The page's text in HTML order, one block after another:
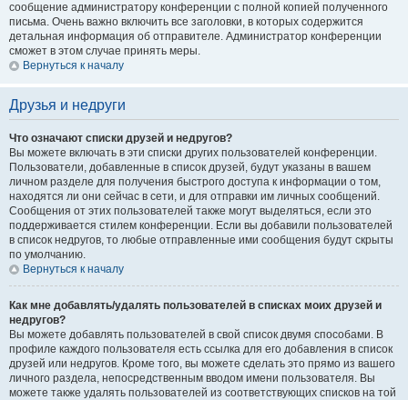
сообщение администратору конференции с полной копией полученного
письма. Очень важно включить все заголовки, в которых содержится
детальная информация об отправителе. Администратор конференции
сможет в этом случае принять меры.
Вернуться к началу
Друзья и недруги
Что означают списки друзей и недругов?
Вы можете включать в эти списки других пользователей конференции.
Пользователи, добавленные в список друзей, будут указаны в вашем
личном разделе для получения быстрого доступа к информации о том,
находятся ли они сейчас в сети, и для отправки им личных сообщений.
Сообщения от этих пользователей также могут выделяться, если это
поддерживается стилем конференции. Если вы добавили пользователей
в список недругов, то любые отправленные ими сообщения будут скрыты
по умолчанию.
Вернуться к началу
Как мне добавлять/удалять пользователей в списках моих друзей и
недругов?
Вы можете добавлять пользователей в свой список двумя способами. В
профиле каждого пользователя есть ссылка для его добавления в список
друзей или недругов. Кроме того, вы можете сделать это прямо из вашего
личного раздела, непосредственным вводом имени пользователя. Вы
можете также удалять пользователей из соответствующих списков на той